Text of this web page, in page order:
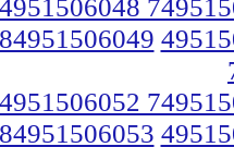
4951506048
84951506049
4951506052
84951506053